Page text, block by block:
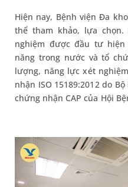
Hiện nay, Bệnh viện Đa
thể tham khảo, lựa chọn.
nghiệm được đầu tư
năng trong nước và tổ
lượng, năng lực xét
nhận ISO 15189:2012 do
chứng nhận CAP của Hội